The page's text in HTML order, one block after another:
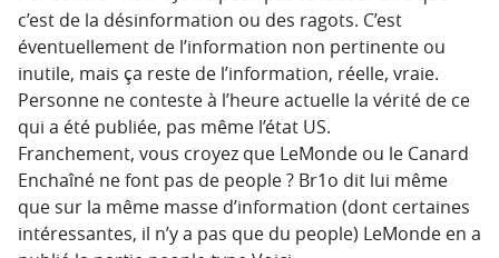
c’est de la désinformation ou des ragots. C’est
éventuellement de l’information non pertinente ou
inutile, mais ça reste de l’information, réelle, vraie.
Personne ne conteste à l’heure actuelle la vérité de ce
qui a été publiée, pas même l’état US.
Franchement, vous croyez que LeMonde ou le Canard
Enchaîné ne font pas de people ? Br1o dit lui même
que sur la même masse d’information (dont certaines
intéressantes, il n’y a pas que du people) LeMonde en a